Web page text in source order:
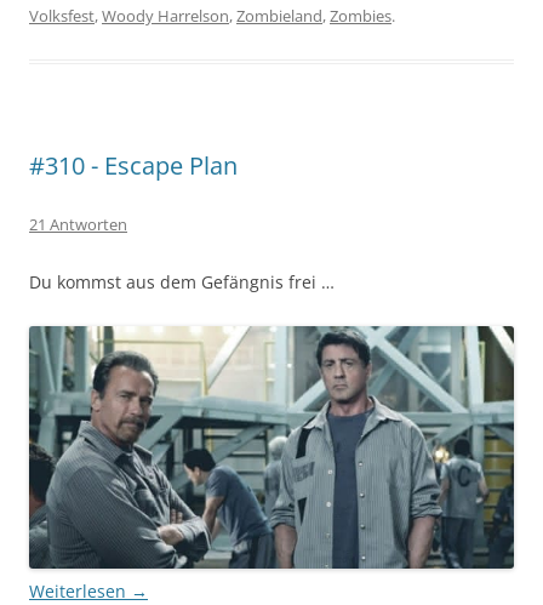
Volksfest,Woody Harrelson,Zombieland,Zombies.
#310 - Escape Plan
21 Antworten
Du kommst aus dem Gefängnis frei …
Weiterlesen →